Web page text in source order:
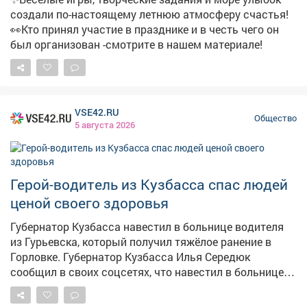
1162.pdf
создали по-настоящему летнюю атмосферу счастья!
👀Кто принял участие в празднике и в честь чего он
был организован -смотрите в нашем материале!
VSE42.RU
5 августа 2026
Общество
Герой-водитель из Кузбасса спас людей
ценой своего здоровья
Губернатор Кузбасса навестил в больнице водителя
из Гурьевска, который получил тяжёлое ранение в
Горловке. Губернатор Кузбасса Илья Середюк
сообщил в своих соцсетях, что навестил в больнице
Алексея Максимова – водителя гурьевского
аварийно-восстановительного отряда. Мужчина